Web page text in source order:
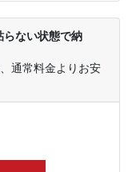
らない状態で納
通常料金よりお安